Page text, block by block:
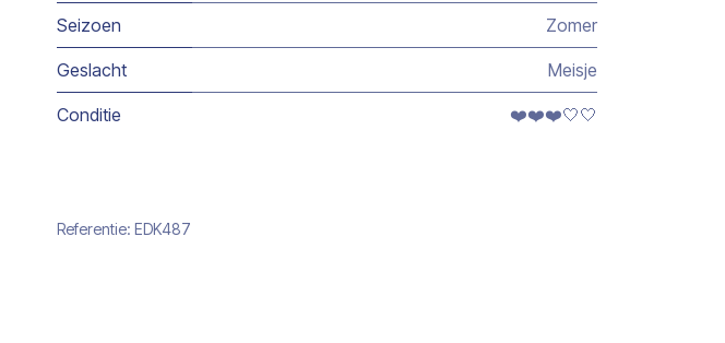
Seizoen Zomer
Geslacht Meisje
Conditie ❤️❤️❤️🤍🤍
Referentie: EDK487